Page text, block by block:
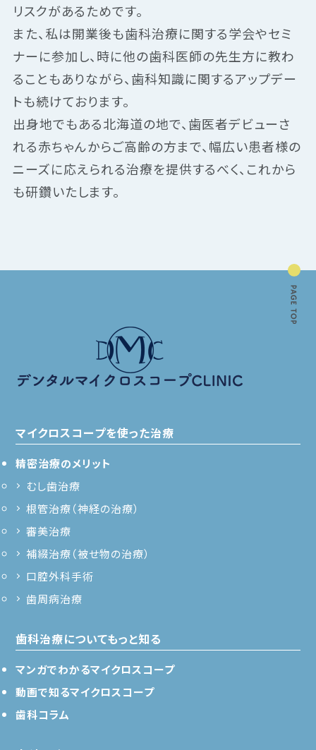
リスクがあるためです。
また、私は開業後も歯科治療に関する学会やセミ
ナーに参加し、時に他の歯科医師の先生方に教わ
ることもありながら、歯科知識に関するアップデー
トも続けております。
出身地でもある北海道の地で、歯医者デビューさ
れる赤ちゃんからご高齢の方まで、幅広い患者様の
ニーズに応えられる治療を提供するべく、これから
も研鑽いたします。
マイクロスコープを使った治療
精密治療のメリット
むし歯治療
根管治療（神経の治療）
審美治療
補綴治療（被せ物の治療）
口腔外科手術
歯周病治療
歯科治療についてもっと知る
マンガでわかるマイクロスコープ
動画で知るマイクロスコープ
歯科コラム